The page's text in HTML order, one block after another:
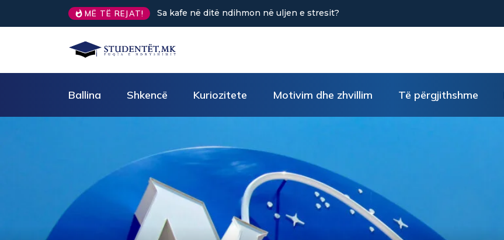
MË TË REJAT!
në ditë ndihmon në uljen e stresit?GJËRAT QË DUHET PASUR KUJDES
GJATË KORIGJIMIT TË GABIMIT (Pjesa e
Ballina Shkencë Kuriozitete Motivim dhe zhvillim Të përgjithshme